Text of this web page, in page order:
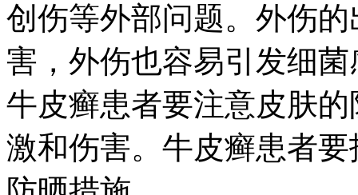
创伤等外部问题。外伤
害，外伤也容易引发细
牛皮癣患者要注意皮肤
激和伤害。牛皮癣患者